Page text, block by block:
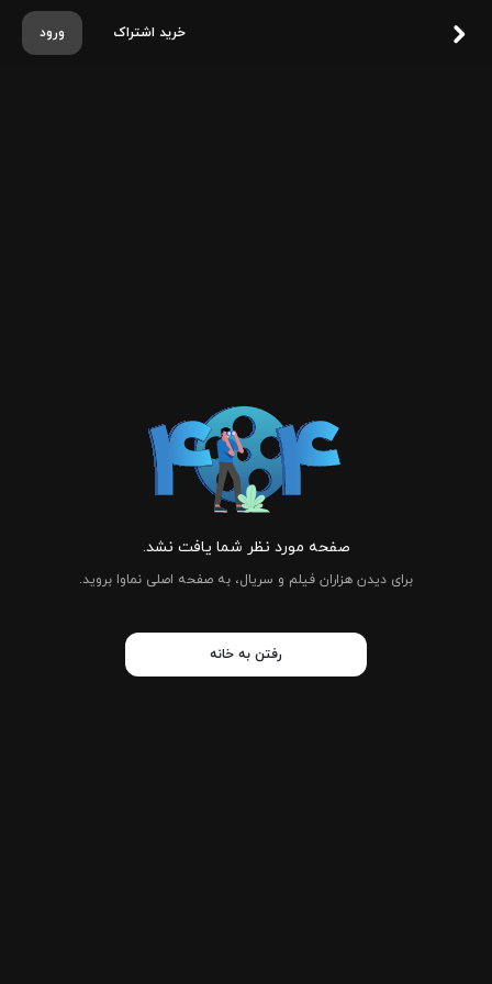
ورود خرید اشتراک
صفحه مورد نظر شما یافت نشد.
برای دیدن هزاران فیلم و سریال، به صفحه اصلی نماوا بروید.
رفتن به خانه